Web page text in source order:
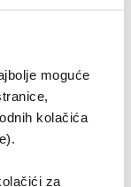
moguće
kolačića
za